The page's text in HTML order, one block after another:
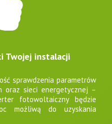
Twojej instalacji
sprawdzenia parametrów
oraz sieci energetycznej –
fotowoltaiczny będzie
możliwą do uzyskania